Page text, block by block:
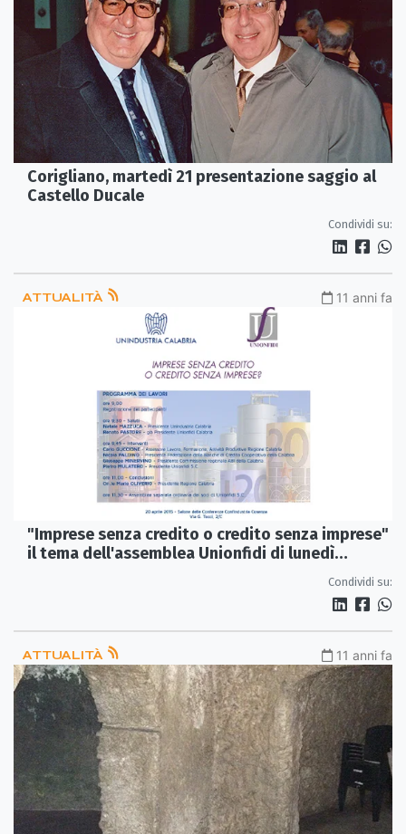
Corigliano, martedì 21 presentazione saggio al
Castello Ducale
Condividi su:
ATTUALITÀ 11 anni fa
"Imprese senza credito o credito senza imprese"
il tema dell'assemblea Unionfidi di lunedì
Condividi su:
ATTUALITÀ 11 anni fa